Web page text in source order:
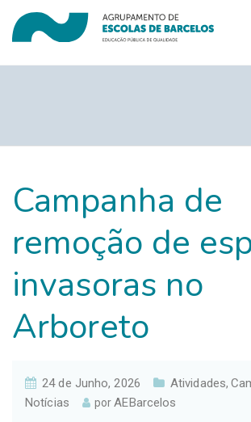
Campanha de
remoção de
invasoras no
Arboreto
24 de Junho, 2026 Atividades,
Notícias porAEBarcelos